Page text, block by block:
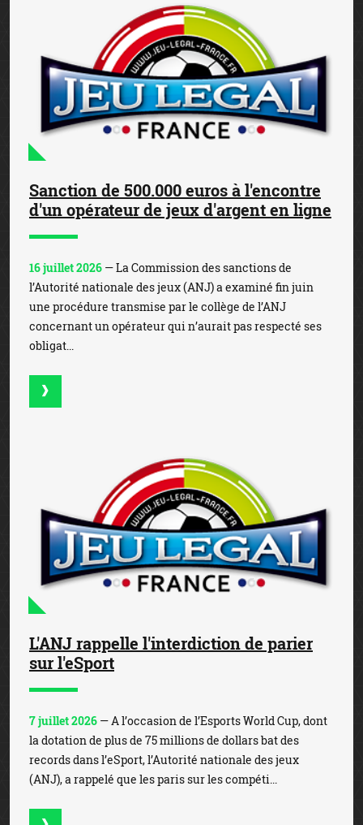
Sanction de 500.000 euros à l'encontre
d'un opérateur de jeux d'argent en ligne
16 juillet 2026 — La Commission des sanctions de
l’Autorité nationale des jeux (ANJ) a examiné fin juin
une procédure transmise par le collège de l’ANJ
concernant un opérateur qui n’aurait pas respecté ses
obligat...
L'ANJ rappelle l'interdiction de parier
sur l'eSport
7 juillet 2026 — A l’occasion de l’Esports World Cup, dont
la dotation de plus de 75 millions de dollars bat des
records dans l’eSport, l’Autorité nationale des jeux
(ANJ), a rappelé que les paris sur les compéti...